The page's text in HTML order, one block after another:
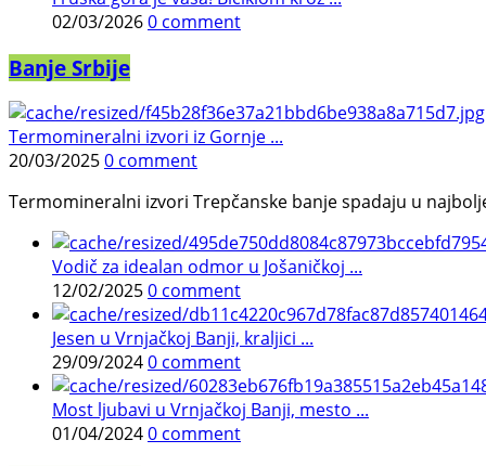
02/03/20260 comment
Banje Srbije
Termomineralni izvori iz Gornje ...
20/03/20250 comment
Termomineralni izvori Trepčanske banje spadaju u
Vodič za idealan odmor u Jošaničkoj ...
12/02/20250 comment
Jesen u Vrnjačkoj Banji, kraljici ...
29/09/20240 comment
Most ljubavi u Vrnjačkoj Banji, mesto ...
01/04/20240 comment